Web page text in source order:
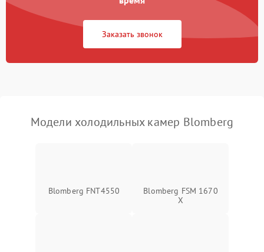
Заказать звонок
Модели холодильных камер Blomberg
Blomberg FNT4550
Blomberg FSM 1670
X